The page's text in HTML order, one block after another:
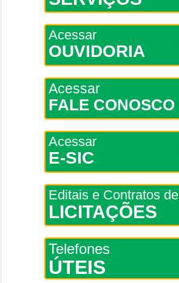
Acessar
OUVIDORIA
Acessar
FALE CONOSCO
Acessar
E-SIC
Editais e Contratos de
LICITAÇÕES
Telefones
ÚTEIS